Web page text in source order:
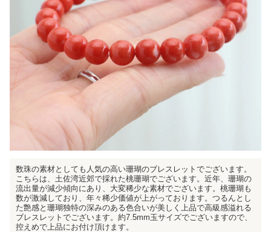
数珠の素材としても人気の高い珊瑚のブレスレットでございます。
こちらは、土佐湾近郊で採れた桃珊瑚でございます。近年、珊瑚の
流出量が減少傾向にあり、大変稀少な素材でございます。桃珊瑚も
数が激減しており、年々稀少価値が上がっております。つるんとし
た艶感と珊瑚独特の深みのある色合いが美しく上品で高級感溢れる
ブレスレットでございます。約7.5mm玉サイズでございますので、
控えめで上品にお付け頂けます。